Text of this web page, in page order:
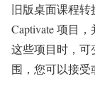
旧版桌面课程转
Captivate 项目
这些项目时，可
围，您可以接受